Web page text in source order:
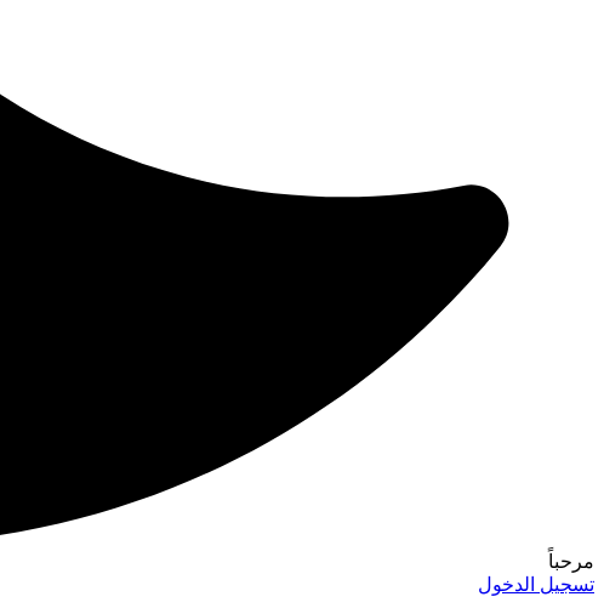
مرحباً
تسجيل الدخول